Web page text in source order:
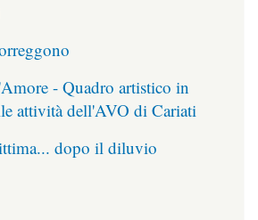
- Quadro artistico in
attività dell'AVO di Cariati
dopo il diluvio